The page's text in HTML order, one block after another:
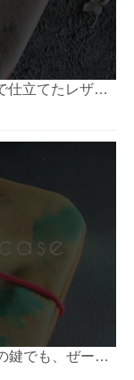
スマートキーでもカードキーでも普通の鍵でも、ぜーんぶ入るキーケース